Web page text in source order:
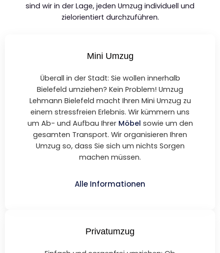
sind wir in der Lage, jeden Umzug individuell und
zielorientiert durchzuführen.
Mini Umzug
Überall in der Stadt: Sie wollen innerhalb
Bielefeld umziehen? Kein Problem! Umzug
Lehmann Bielefeld macht Ihren Mini Umzug zu
einem stressfreien Erlebnis. Wir kümmern uns
um Ab- und Aufbau Ihrer Möbel sowie um den
gesamten Transport. Wir organisieren Ihren
Umzug so, dass Sie sich um nichts Sorgen
machen müssen.
Alle Informationen
Privatumzug